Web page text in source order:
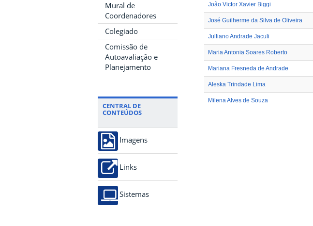
Mural de
Coordenadores
Colegiado
Comissão de
Autoavaliação e
Planejamento
CENTRAL DE
CONTEÚDOS
Imagens
Links
Sistemas
João Victor Xavier Biggi
José Guilherme da Silva de Oliveira
Julliano Andrade Jaculi
Maria Antonia Soares Roberto
Mariana Fresneda de Andrade
Aleska Trindade Lima
Milena Alves de Souza